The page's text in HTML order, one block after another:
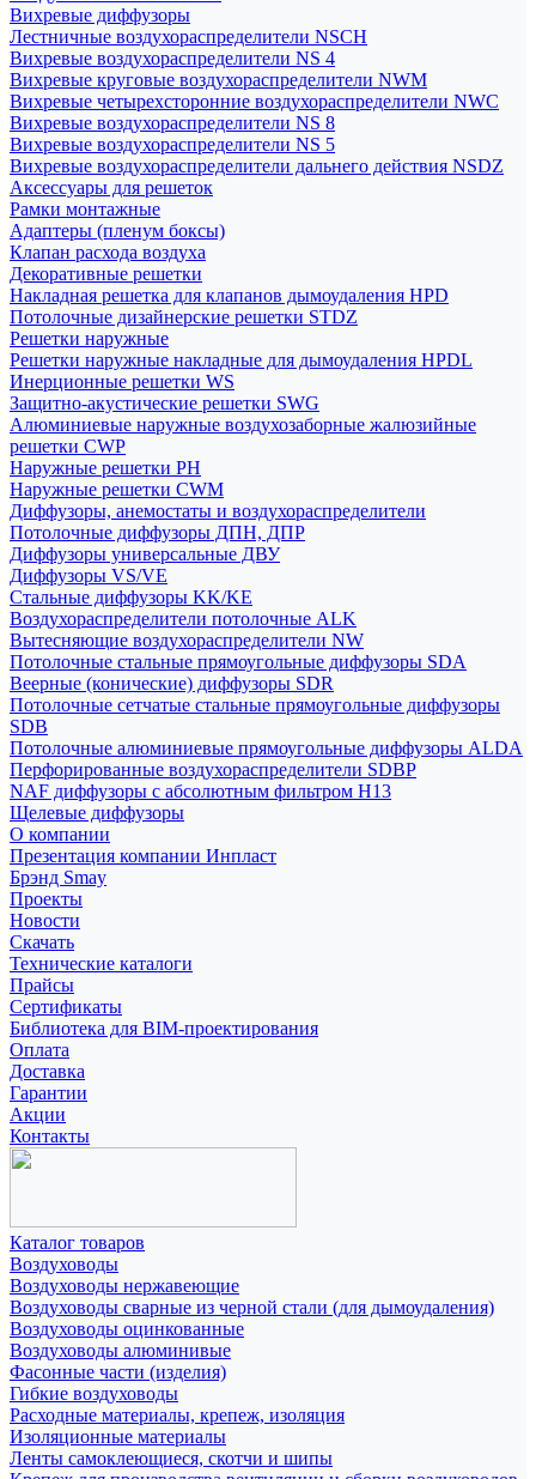
Вихревые диффузоры
Лестничные воздухораспределители NSCH
Вихревые воздухораспределители NS 4
Вихревые круговые воздухораспределители NWM
Вихревые четырехсторонние воздухораспределители NWC
Вихревые воздухораспределители NS 8
Вихревые воздухораспределители NS 5
Вихревые воздухораспределители дальнего действия NSDZ
Аксессуары для решеток
Рамки монтажные
Адаптеры (пленум боксы)
Клапан расхода воздуха
Декоративные решетки
Накладная решетка для клапанов дымоудаления HPD
Потолочные дизайнерские решетки STDZ
Решетки наружные
Решетки наружные накладные для дымоудаления HPDL
Инерционные решетки WS
Защитно-акустические решетки SWG
Алюминиевые наружные воздухозаборные жалюзийные
решетки CWP
Наружные решетки РН
Наружные решетки CWM
Диффузоры, анемостаты и воздухораспределители
Потолочные диффузоры ДПН, ДПР
Диффузоры универсальные ДВУ
Диффузоры VS/VE
Стальные диффузоры KK/KE
Воздухораспределители потолочные ALK
Вытесняющие воздухораспределители NW
Потолочные стальные прямоугольные диффузоры SDA
Веерные (конические) диффузоры SDR
Потолочные сетчатые стальные прямоугольные диффузоры
SDB
Потолочные алюминиевые прямоугольные диффузоры ALDA
Перфорированные воздухораспределители SDBP
NAF диффузоры с абсолютным фильтром Н13
Щелевые диффузоры
О компании
Презентация компании Инпласт
Брэнд Smay
Проекты
Новости
Скачать
Технические каталоги
Прайсы
Сертификаты
Библиотека для BIM-проектирования
Оплата
Доставка
Гарантии
Акции
Контакты
Каталог товаров
Воздуховоды
Воздуховоды нержавеющие
Воздуховоды сварные из черной стали (для дымоудаления)
Воздуховоды оцинкованные
Воздуховоды алюминивые
Фасонные части (изделия)
Гибкие воздуховоды
Расходные материалы, крепеж, изоляция
Изоляционные материалы
Ленты самоклеющиеся, скотчи и шипы